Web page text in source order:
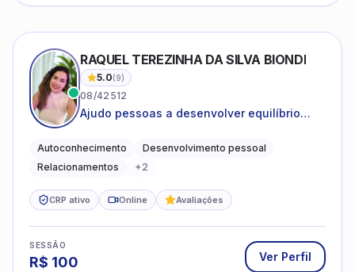
RAQUEL TEREZINHA DA SILVA BIONDI
5.0(9)
08/42512
Ajudo pessoas a desenvolver equilíbrio
Autoconhecimento
Desenvolvimento pessoal
Relacionamentos
+2
CRP ativo Online Avaliações
SESSÃO
R$ 100 Ver Perfil